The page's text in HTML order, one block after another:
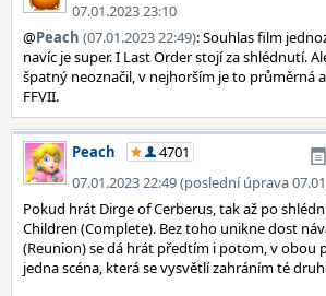
07.01.2023 23:10
@Peach (07.01.2023 22:49): Souhlas film
navíc je super. I Last Order stojí za shlédnutí.
špatný neoznačil, v nejhorším je to průměrná
FFVII.
Peach
4701
07.01.2023 22:49 (poslední úprava
Pokud hrát Dirge of Cerberus, tak až po
Children (Complete). Bez toho unikne dost
(Reunion) se dá hrát předtím i potom, v obou
jedna scéna, která se vysvětlí zahráním té